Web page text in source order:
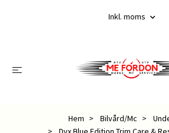
Inkl. moms
Hem Bilvård/Mc